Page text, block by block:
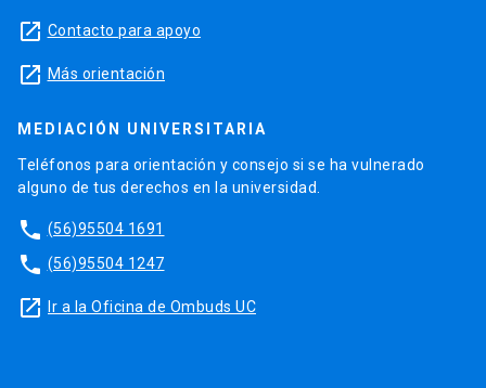
launch Contacto para apoyo
launch Más orientación
MEDIACIÓN UNIVERSITARIA
Teléfonos para orientación y consejo si se ha vulnerado
alguno de tus derechos en la universidad.
phone (56)95504 1691
phone (56)95504 1247
launch Ir a la Oficina de Ombuds UC